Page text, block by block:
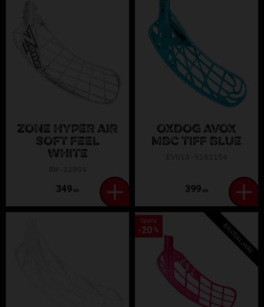
ZONE HYPER AIR
SOFT FEEL
WHITE
349 KR
OXDOG AVOX
MBC TIFF BLUE
399 KR
Spara
20 % BÄSTSÄLJARE